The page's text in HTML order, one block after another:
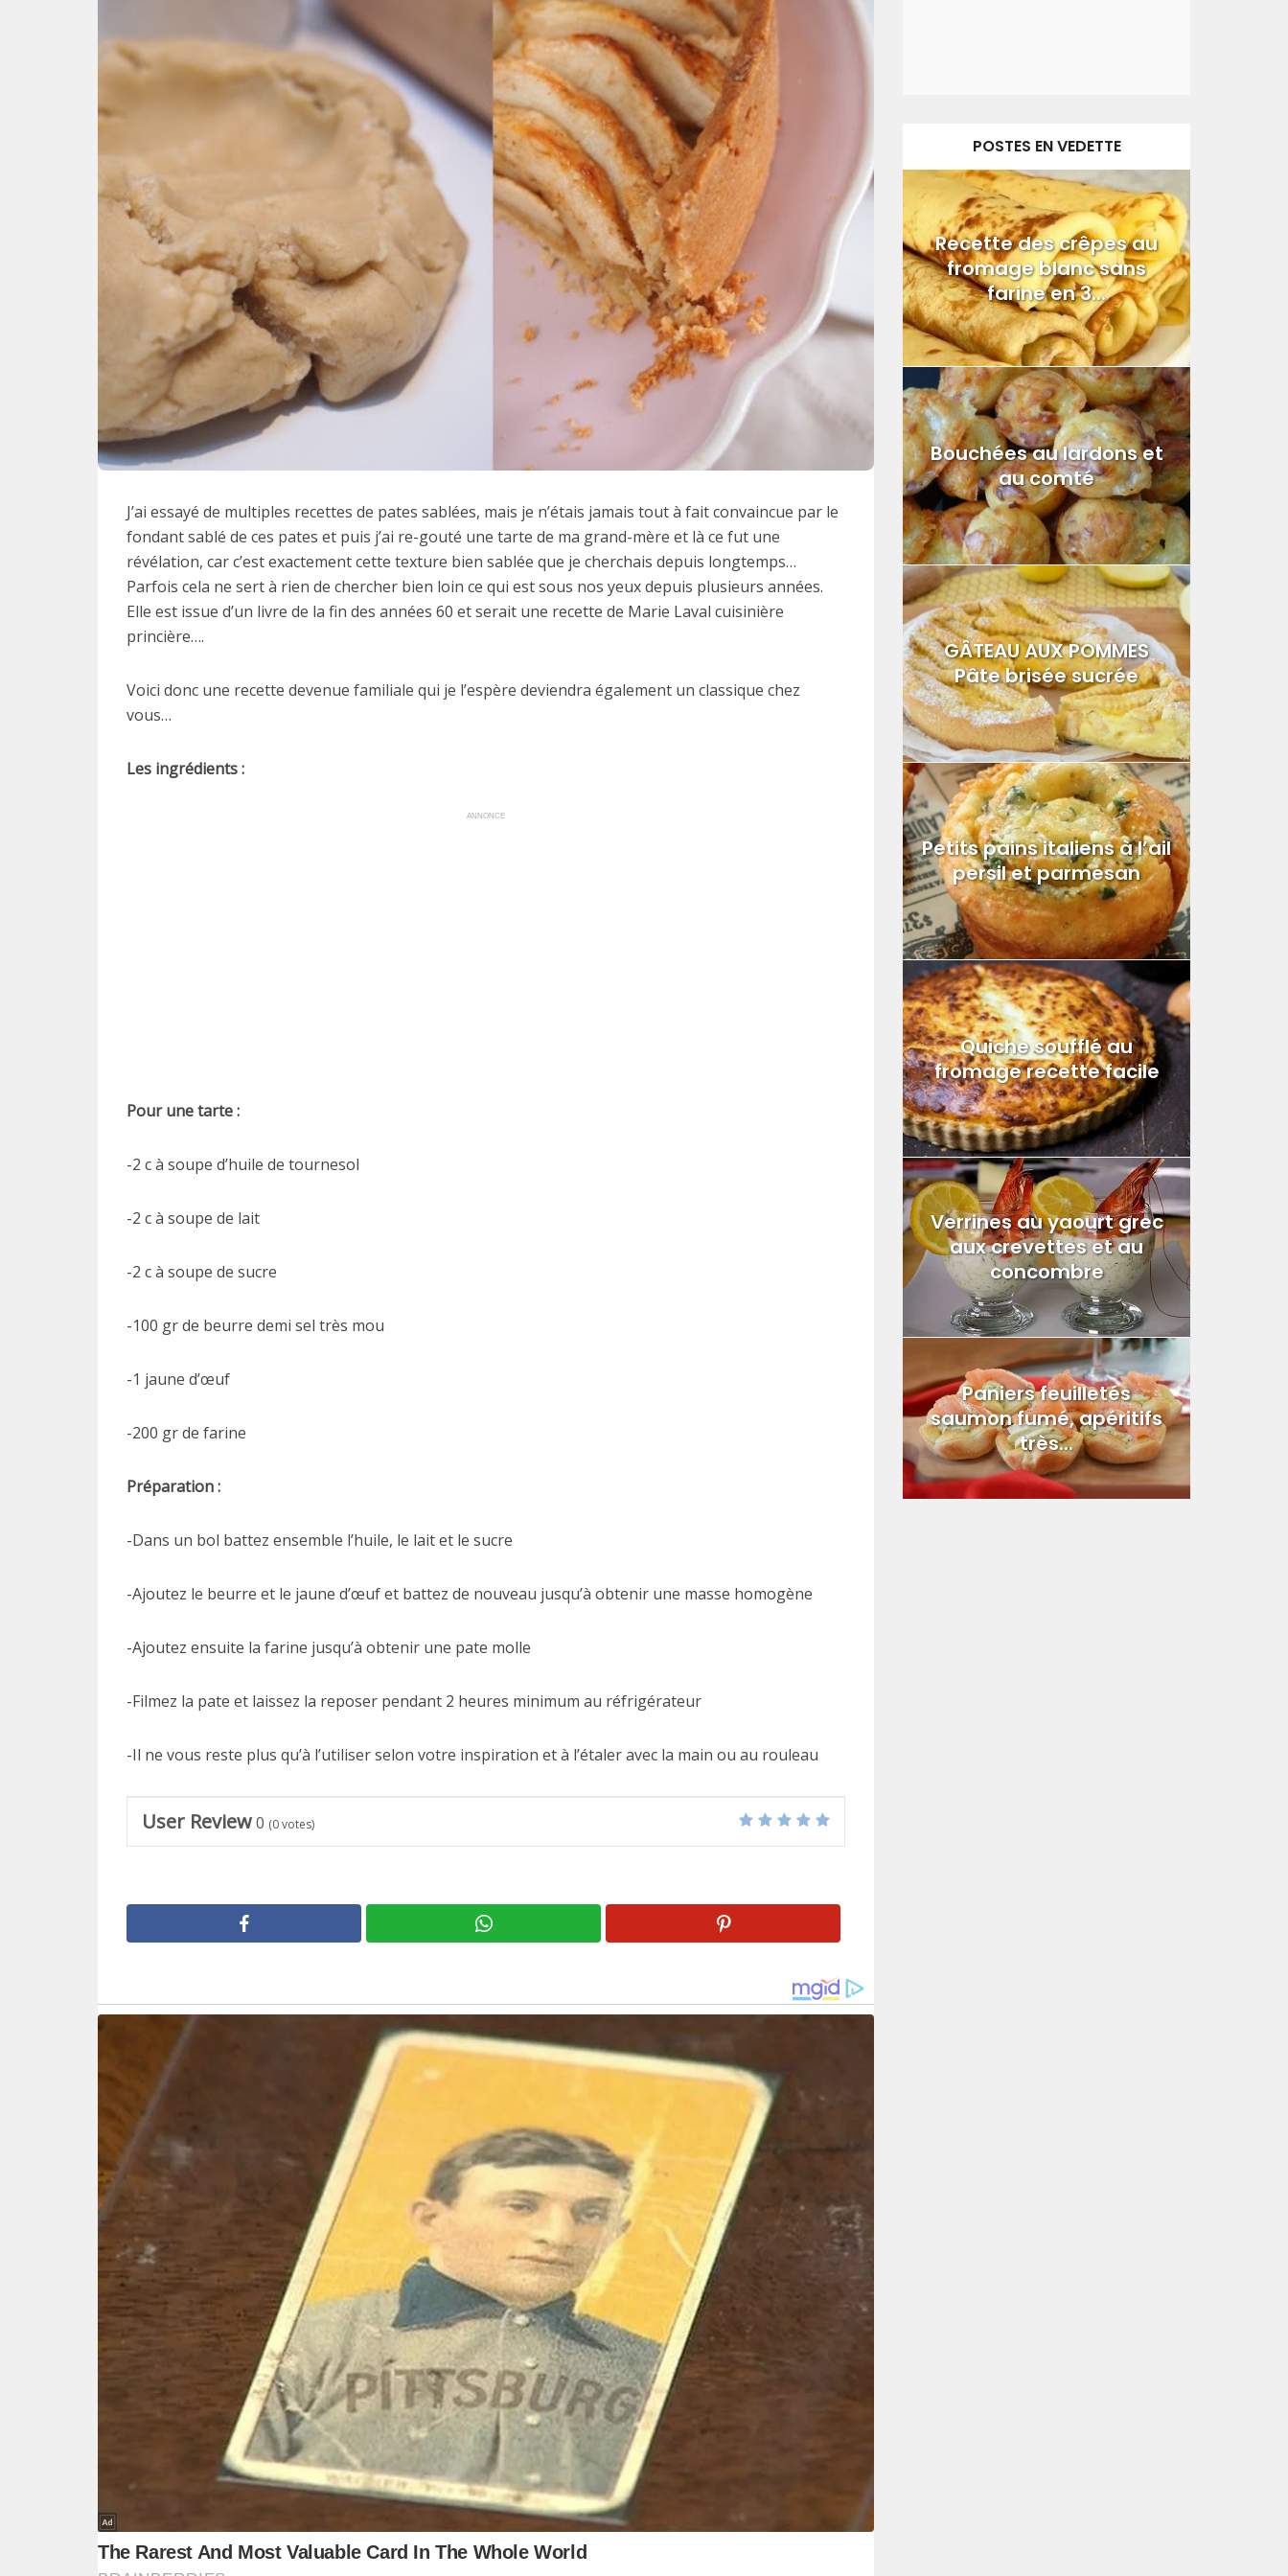
J’ai essayé de multiples recettes de pates sablées, mais je n’étais jamais tout à fait convaincue par le
fondant sablé de ces pates et puis j’ai re-gouté une tarte de ma grand-mère et là ce fut une
révélation, car c’est exactement cette texture bien sablée que je cherchais depuis longtemps…
Parfois cela ne sert à rien de chercher bien loin ce qui est sous nos yeux depuis plusieurs années.
Elle est issue d’un livre de la fin des années 60 et serait une recette de Marie Laval cuisinière
princière….
Voici donc une recette devenue familiale qui je l’espère deviendra également un classique chez
vous…
Les ingrédients :
ANNONCE
Pour une tarte :
-2 c à soupe d’huile de tournesol
-2 c à soupe de lait
-2 c à soupe de sucre
-100 gr de beurre demi sel très mou
-1 jaune d’œuf
-200 gr de farine
Préparation :
-Dans un bol battez ensemble l’huile, le lait et le sucre
-Ajoutez le beurre et le jaune d’œuf et battez de nouveau jusqu’à obtenir une masse homogène
-Ajoutez ensuite la farine jusqu’à obtenir une pate molle
-Filmez la pate et laissez la reposer pendant 2 heures minimum au réfrigérateur
-Il ne vous reste plus qu’à l’utiliser selon votre inspiration et à l’étaler avec la main ou au rouleau
User Review0 (0votes)
POSTES EN VEDETTE
Recette des crêpes au
fromage blanc sans
farine en 3...
Bouchées au lardons et
au comté
GÂTEAU AUX POMMES
Pâte brisée sucrée
Petits pains italiens à l’ail
persil et parmesan
Quiche soufflé au
fromage recette facile
Verrines au yaourt grec
aux crevettes et au
concombre
Paniers feuilletés
saumon fumé, apéritifs
très...